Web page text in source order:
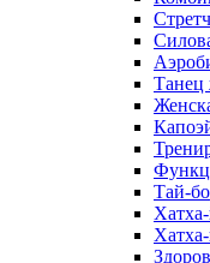
Танец
Тай-бо